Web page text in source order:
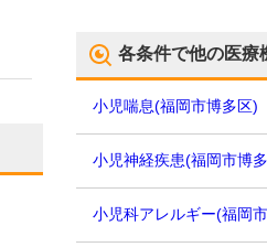
各条件で他の医療
小児喘息(福岡市博多区)
小児神経疾患(福岡市博
小児科アレルギー(福岡